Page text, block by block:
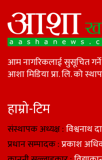
आम नागरिकलाई सुसूचित
आशा मिडिया प्रा. लि. को
हाम्रो-टिम
संस्थापक अध्यक्ष :विश्वनाथ
प्रधान सम्पादक :प्रकाश